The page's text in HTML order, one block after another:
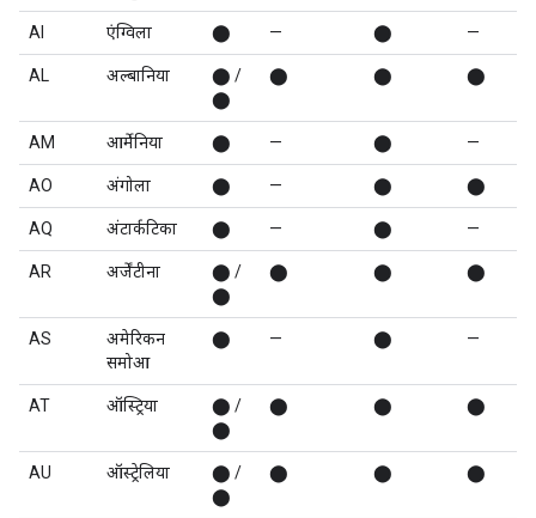
AI एंग्विला ⬤ — ⬤ —
AL अल्बानिया
⬤ /
⬤
⬤ ⬤ ⬤
AM आर्मेनिया ⬤ — ⬤ —
AO अंगोला ⬤ — ⬤ ⬤
AQ अंटार्कटिका ⬤ — ⬤ —
AR अर्जेंटीना
⬤ /
⬤
⬤ ⬤ ⬤
AS
अमेरिकन
समोआ
⬤ — ⬤ —
AT ऑस्ट्रिया
⬤ /
⬤
⬤ ⬤ ⬤
AU ऑस्ट्रेलिया
⬤ /
⬤
⬤ ⬤ ⬤